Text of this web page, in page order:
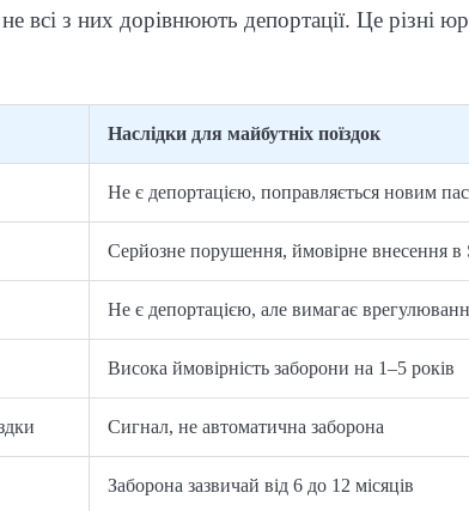
всі з них дорівнюють депортації. Це різні
Наслідки для майбутніх поїздок
Не є депортацією, поправляється новим
Серйозне порушення, ймовірне внесення в
Не є депортацією, але вимагає
Висока ймовірність заборони на 1–5 років
Сигнал, не автоматична заборона
Заборона зазвичай від 6 до 12 місяців